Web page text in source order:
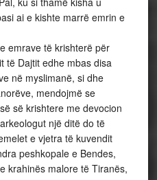
ai e kishte marrë emrin e
emrave të krishterë për
të Dajtit edhe mbas disa
në myslimanë, si dhe
mendojmë se
së krishtere me devocion
një ditë do të
e vjetra të kuvendit
peshkopale e Bendes,
krahinës malore të Tiranës,